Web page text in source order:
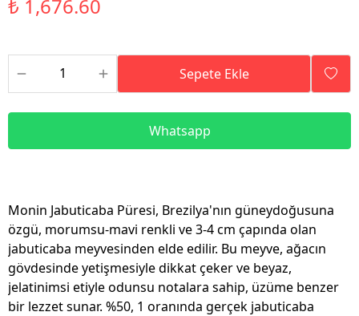
₺ 1,676.60
Sepete Ekle
Whatsapp
Monin Jabuticaba Püresi, Brezilya'nın güneydoğusuna
özgü, morumsu-mavi renkli ve 3-4 cm çapında olan
jabuticaba meyvesinden elde edilir. Bu meyve, ağacın
gövdesinde yetişmesiyle dikkat çeker ve beyaz,
jelatinimsi etiyle odunsu notalara sahip, üzüme benzer
bir lezzet sunar. %50, 1 oranında gerçek jabuticaba